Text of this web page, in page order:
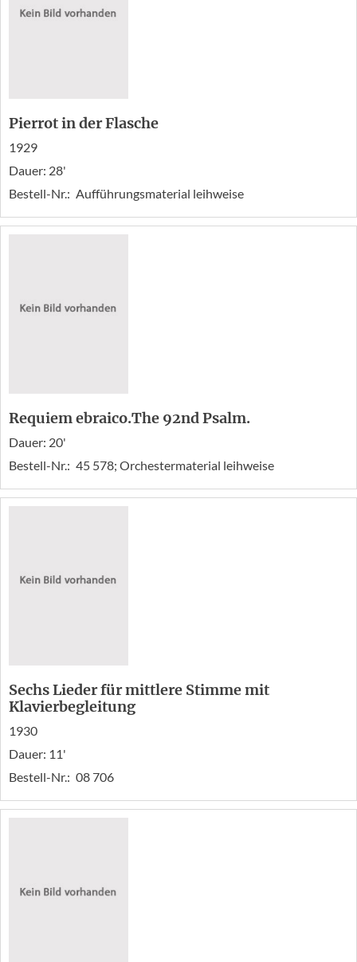
Pierrot in der Flasche
1929
Dauer: 28'
Bestell-Nr.: Aufführungsmaterial leihweise
Requiem ebraico.The 92nd Psalm.
Dauer: 20'
Bestell-Nr.: 45 578; Orchestermaterial leihweise
Sechs Lieder für mittlere Stimme mit
Klavierbegleitung
1930
Dauer: 11'
Bestell-Nr.: 08 706